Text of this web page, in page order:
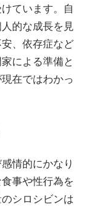
ています。自
的な成長を見
、依存症など
による準備と
在ではわかっ
情的にかなり
事や性行為を
シロシビンは